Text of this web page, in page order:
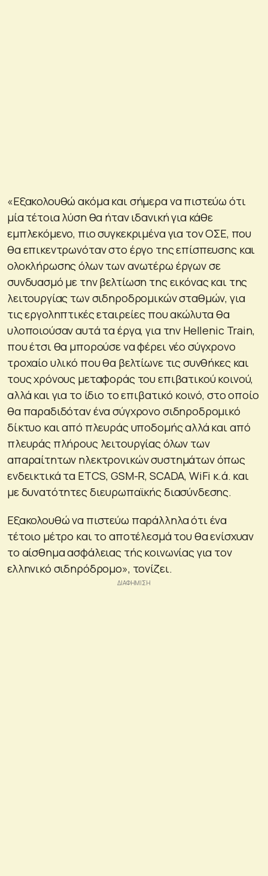
«Εξακολουθώ ακόμα και σήμερα να πιστεύω ότι
μία τέτοια λύση θα ήταν ιδανική για κάθε
εμπλεκόμενο, πιο συγκεκριμένα για τον ΟΣΕ, που
θα επικεντρωνόταν στο έργο της επίσπευσης και
ολοκλήρωσης όλων των ανωτέρω έργων σε
συνδυασμό με την βελτίωση της εικόνας και της
λειτουργίας των σιδηροδρομικών σταθμών, για
τις εργοληπτικές εταιρείες που ακώλυτα θα
υλοποιούσαν αυτά τα έργα, για την Hellenic Train,
που έτσι θα μπορούσε να φέρει νέο σύγχρονο
τροχαίο υλικό που θα βελτίωνε τις συνθήκες και
τους χρόνους μεταφοράς του επιβατικού κοινού,
αλλά και για το ίδιο το επιβατικό κοινό, στο οποίο
θα παραδιδόταν ένα σύγχρονο σιδηροδρομικό
δίκτυο και από πλευράς υποδομής αλλά και από
πλευράς πλήρους λειτουργίας όλων των
απαραίτητων ηλεκτρονικών συστημάτων όπως
ενδεικτικά τα ETCS, GSM-R, SCADA, WiFi κ.ά. και
με δυνατότητες διευρωπαϊκής διασύνδεσης.
Εξακολουθώ να πιστεύω παράλληλα ότι ένα
τέτοιο μέτρο και το αποτέλεσμά του θα ενίσχυαν
το αίσθημα ασφάλειας τής κοινωνίας για τον
ελληνικό σιδηρόδρομο», τονίζει.